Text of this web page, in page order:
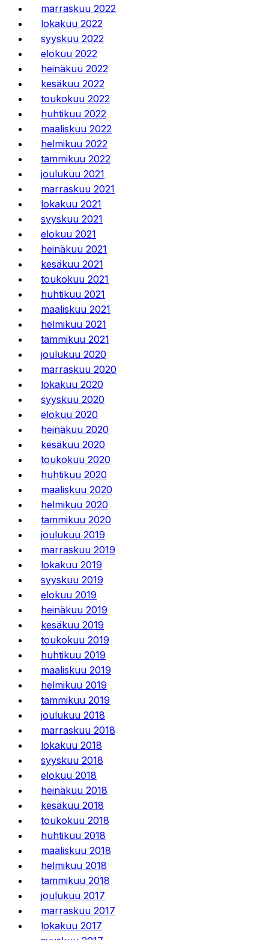
marraskuu 2022
lokakuu 2022
syyskuu 2022
elokuu 2022
heinäkuu 2022
kesäkuu 2022
toukokuu 2022
huhtikuu 2022
maaliskuu 2022
helmikuu 2022
tammikuu 2022
joulukuu 2021
marraskuu 2021
lokakuu 2021
syyskuu 2021
elokuu 2021
heinäkuu 2021
kesäkuu 2021
toukokuu 2021
huhtikuu 2021
maaliskuu 2021
helmikuu 2021
tammikuu 2021
joulukuu 2020
marraskuu 2020
lokakuu 2020
syyskuu 2020
elokuu 2020
heinäkuu 2020
kesäkuu 2020
toukokuu 2020
huhtikuu 2020
maaliskuu 2020
helmikuu 2020
tammikuu 2020
joulukuu 2019
marraskuu 2019
lokakuu 2019
syyskuu 2019
elokuu 2019
heinäkuu 2019
kesäkuu 2019
toukokuu 2019
huhtikuu 2019
maaliskuu 2019
helmikuu 2019
tammikuu 2019
joulukuu 2018
marraskuu 2018
lokakuu 2018
syyskuu 2018
elokuu 2018
heinäkuu 2018
kesäkuu 2018
toukokuu 2018
huhtikuu 2018
maaliskuu 2018
helmikuu 2018
tammikuu 2018
joulukuu 2017
marraskuu 2017
lokakuu 2017